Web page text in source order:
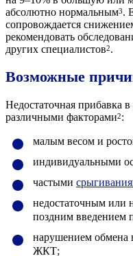
абсолютно нормальным3.
сопровождается
рекомендовать
других специалистов2.
Возможные
Недостаточная прибавка
различными факторами2:
малым весом и
индивидуальными
частыми
недостаточным или
поздним введением
нарушением обмена
ЖКТ;